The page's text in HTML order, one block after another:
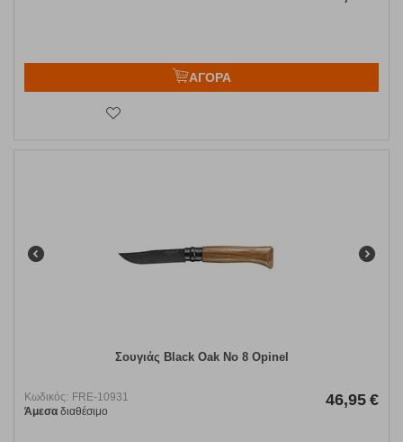
ΑΓΟΡΑ
Σουγιάς Black Oak Νo 8 Opinel
Κωδικός: FRE-10931
Άμεσα διαθέσιμο
46,95 €